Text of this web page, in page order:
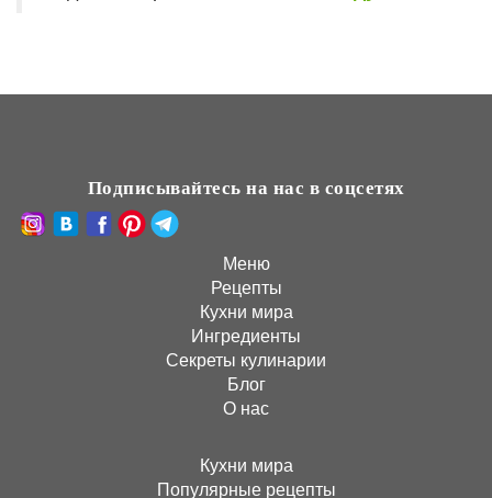
Подписывайтесь на нас в соцсетях
Меню
Рецепты
Кухни мира
Ингредиенты
Секреты кулинарии
Блог
О нас
Кухни мира
Популярные рецепты